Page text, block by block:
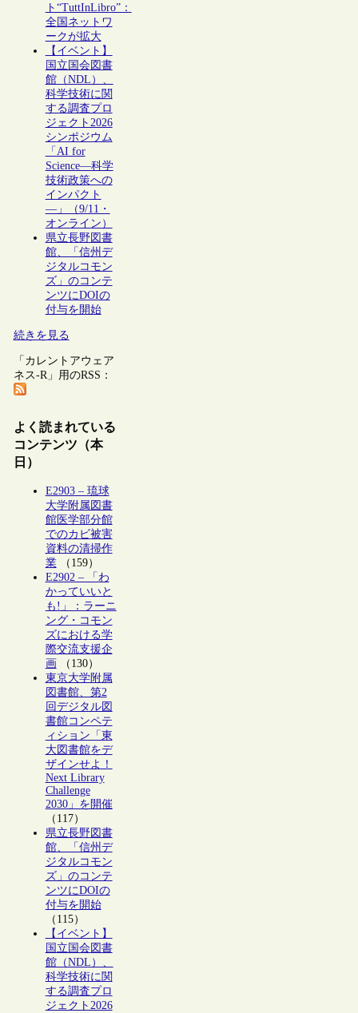
ト“TuttInLibro”：
全国ネットワ
ークが拡大
【イベント】
国立国会図書
館（NDL）、
科学技術に関
する調査プロ
ジェクト2026
シンポジウム
「AI for
Science―科学
技術政策への
インパクト
―」（9/11・
オンライン）
県立長野図書
館、「信州デ
ジタルコモン
ズ」のコンテ
ンツにDOIの
付与を開始
続きを見る
「カレントアウェア
ネス-R」用のRSS：
よく読まれている
コンテンツ（本
日）
E2903 – 琉球
大学附属図書
館医学部分館
でのカビ被害
資料の清掃作
業（159）
E2902 – 「わ
かっていいと
も!」：ラーニ
ング・コモン
ズにおける学
際交流支援企
画 （130）
東京大学附属
図書館、第2
回デジタル図
書館コンペテ
ィション「東
大図書館をデ
ザインせよ！
Next Library
Challenge
2030」を開催
（117）
県立長野図書
館、「信州デ
ジタルコモン
ズ」のコンテ
ンツにDOIの
付与を開始
（115）
【イベント】
国立国会図書
館（NDL）、
科学技術に関
する調査プロ
ジェクト2026